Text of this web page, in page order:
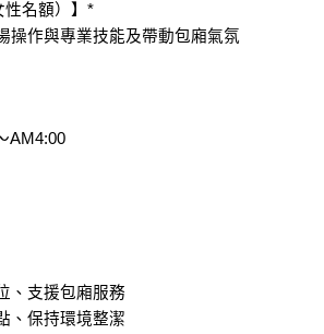
性名額）】*
操作與專業技能及帶動包廂氣氛
AM4:00
、支援包廂服務
、保持環境整潔